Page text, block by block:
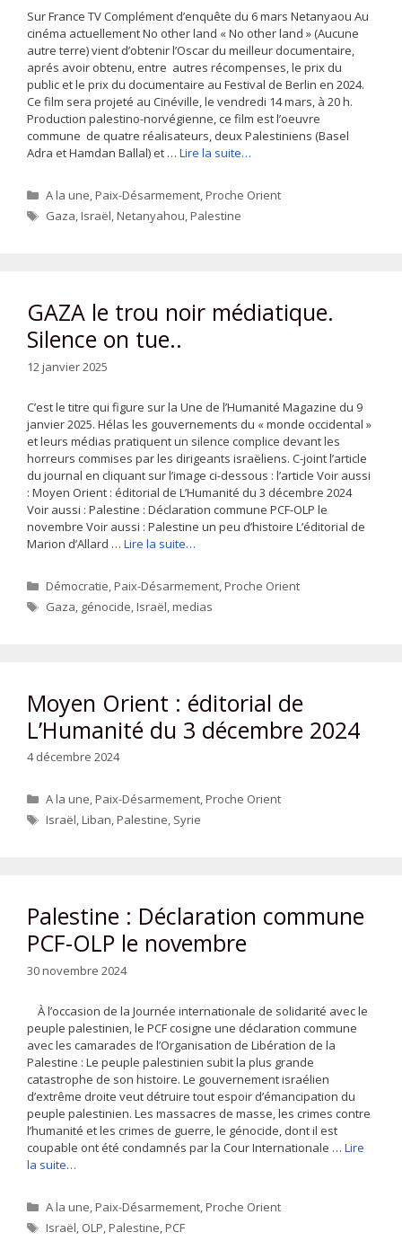
Sur France TV Complément d’enquête du 6 mars Netanyaou Au
cinéma actuellement No other land « No other land » (Aucune
autre terre) vient d’obtenir l’Oscar du meilleur documentaire,
aprés avoir obtenu, entre autres récompenses, le prix du
public et le prix du documentaire au Festival de Berlin en 2024.
Ce film sera projeté au Cinéville, le vendredi 14 mars, à 20 h.
Production palestino-norvégienne, ce film est l’oeuvre
commune de quatre réalisateurs, deux Palestiniens (Basel
Adra et Hamdan Ballal) et … Lire la suite…
Catégories
A la une,Paix-Désarmement,Proche Orient
Étiquettes
Gaza,Israël,Netanyahou,Palestine
GAZA le trou noir médiatique.
Silence on tue..
12 janvier 2025
C’est le titre qui figure sur la Une de l’Humanité Magazine du 9
janvier 2025. Hélas les gouvernements du « monde occidental »
et leurs médias pratiquent un silence complice devant les
horreurs commises par les dirigeants israëliens. C-joint l’article
du journal en cliquant sur l’image ci-dessous : l’article Voir aussi
: Moyen Orient : éditorial de L’Humanité du 3 décembre 2024
Voir aussi : Palestine : Déclaration commune PCF-OLP le
novembre Voir aussi : Palestine un peu d’histoire L’éditorial de
Marion d’Allard … Lire la suite…
Catégories
Démocratie Paix-Désarmement, Proche Orient
Étiquettes
Gaza génocide Israël medias
Moyen Orient : éditorial de
L’Humanité du 3 décembre 2024
4 décembre 2024
Catégories
A la une,Paix-Désarmement,Proche Orient
Étiquettes
Israël,Liban,Palestine, Syrie
Palestine : Déclaration commune
PCF-OLP le novembre
30 novembre 2024
À l’occasion de la Journée internationale de solidarité avec le
peuple palestinien, le PCF cosigne une déclaration commune
avec les camarades de l’Organisation de Libération de la
Palestine : Le peuple palestinien subit la plus grande
catastrophe de son histoire. Le gouvernement israélien
d’extrême droite veut détruire tout espoir d’émancipation du
peuple palestinien. Les massacres de masse, les crimes contre
l’humanité et les crimes de guerre, le génocide, dont il est
coupable ont été condamnés par la Cour Internationale … Lire
la suite…
Catégories
A la une Paix-Désarmement, Proche Orient
Étiquettes
Israël OLP Palestine PCF